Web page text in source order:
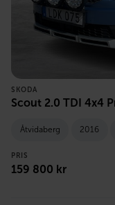
SKODA
Scout 2.0 TDI 4x4
Åtvidaberg 2016
PRIS
159 800 kr